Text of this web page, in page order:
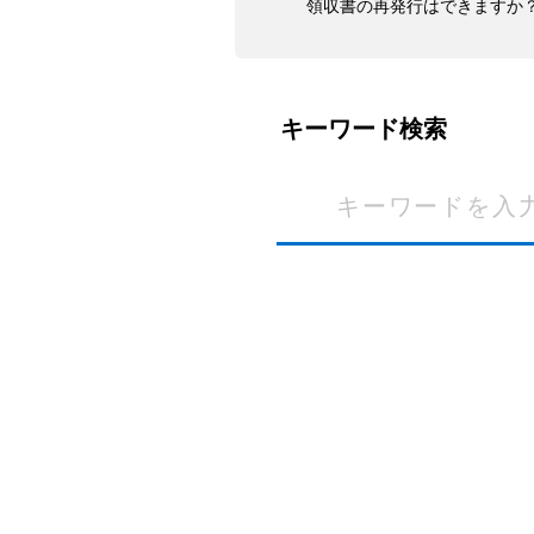
領収書の再発行はできますか
キーワード検索